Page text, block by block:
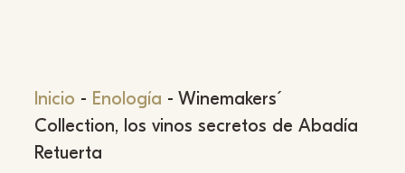
Inicio - Enología - Winemakers´
Collection, los vinos secretos de Abadía
Retuerta